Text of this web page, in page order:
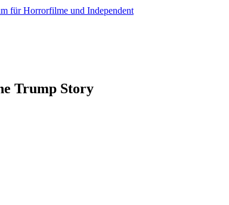
für Horrorfilme und Independent
Trump Story